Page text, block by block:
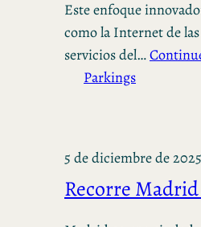
Este enfoque
como la Internet de
servicios del…
Parkings
5 de diciembre de 2025
Recorre